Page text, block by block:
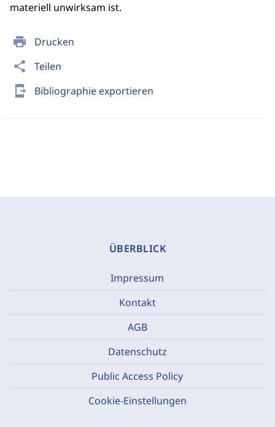
print Drucken
share Teilen
send_to_mobile Bibliographie exportieren
materiell unwirksam ist.
ÜBERBLICK
Impressum
Kontakt
AGB
Datenschutz
Public Access Policy
Cookie-Einstellungen